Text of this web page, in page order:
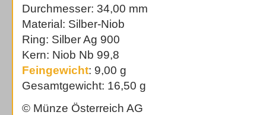
Durchmesser: 34,00 mm
Material: Silber-Niob
Ring: Silber Ag 900
Kern: Niob Nb 99,8
Feingewicht: 9,00 g
Gesamtgewicht: 16,50 g
© Münze Österreich AG